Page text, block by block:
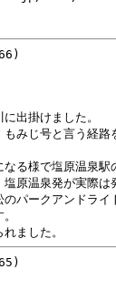
出掛けました。
みじ号と言う経路
る様で塩原温泉
原温泉発が実際は
パークアンドラ